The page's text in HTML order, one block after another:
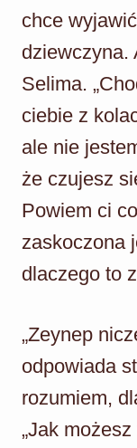
chce
dziewczyna.
Selima.
ciebie z
ale nie
że czujesz
Powiem ci
zaskoczona
dlaczego to
„Zeynep
odpowiada
rozumiem,
„Jak